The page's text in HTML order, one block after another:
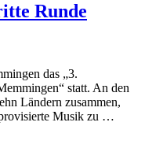
Runde
das „3.
statt. An den
Ländern zusammen,
Musik zu …